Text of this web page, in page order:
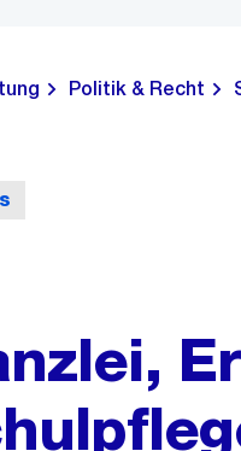
Politik & Recht